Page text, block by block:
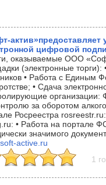
актив»предоставляет
цифровой
оказываемые ООО
(электронные торги):
• Работа с Единым
• Сдача
организации:
за оборотом
Росреестра
• Работа на портале
значимого
active.ru
1